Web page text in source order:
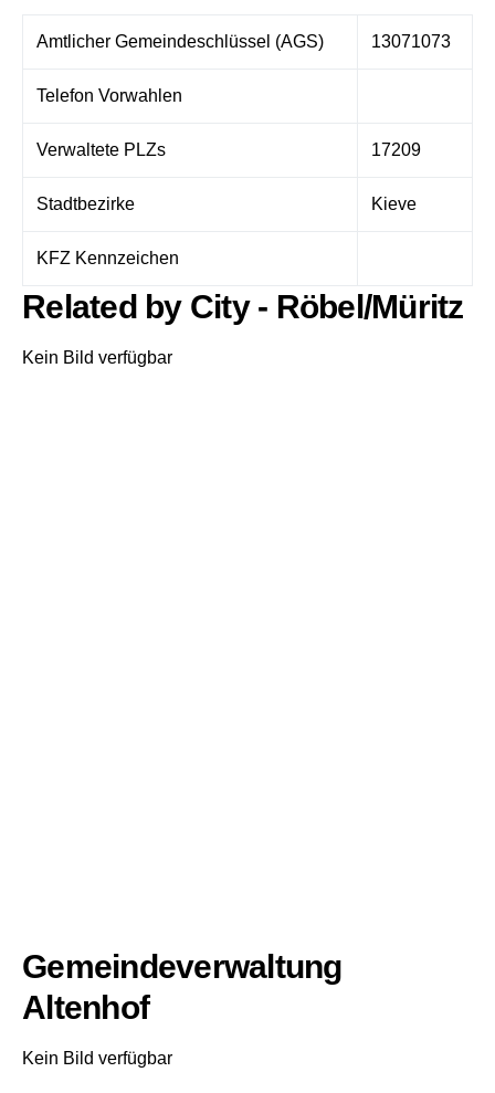
Amtlicher Gemeindeschlüssel (AGS) 13071073
Telefon Vorwahlen
Verwaltete PLZs 17209
Stadtbezirke Kieve
KFZ Kennzeichen
Related by City - Röbel/Müritz
Kein Bild verfügbar
Gemeindeverwaltung
Altenhof
Kein Bild verfügbar